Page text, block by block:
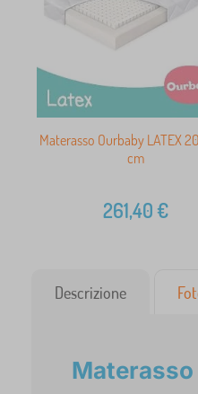
Materasso Ourbaby LATEX
cm
261,40€
Descrizione
Materasso